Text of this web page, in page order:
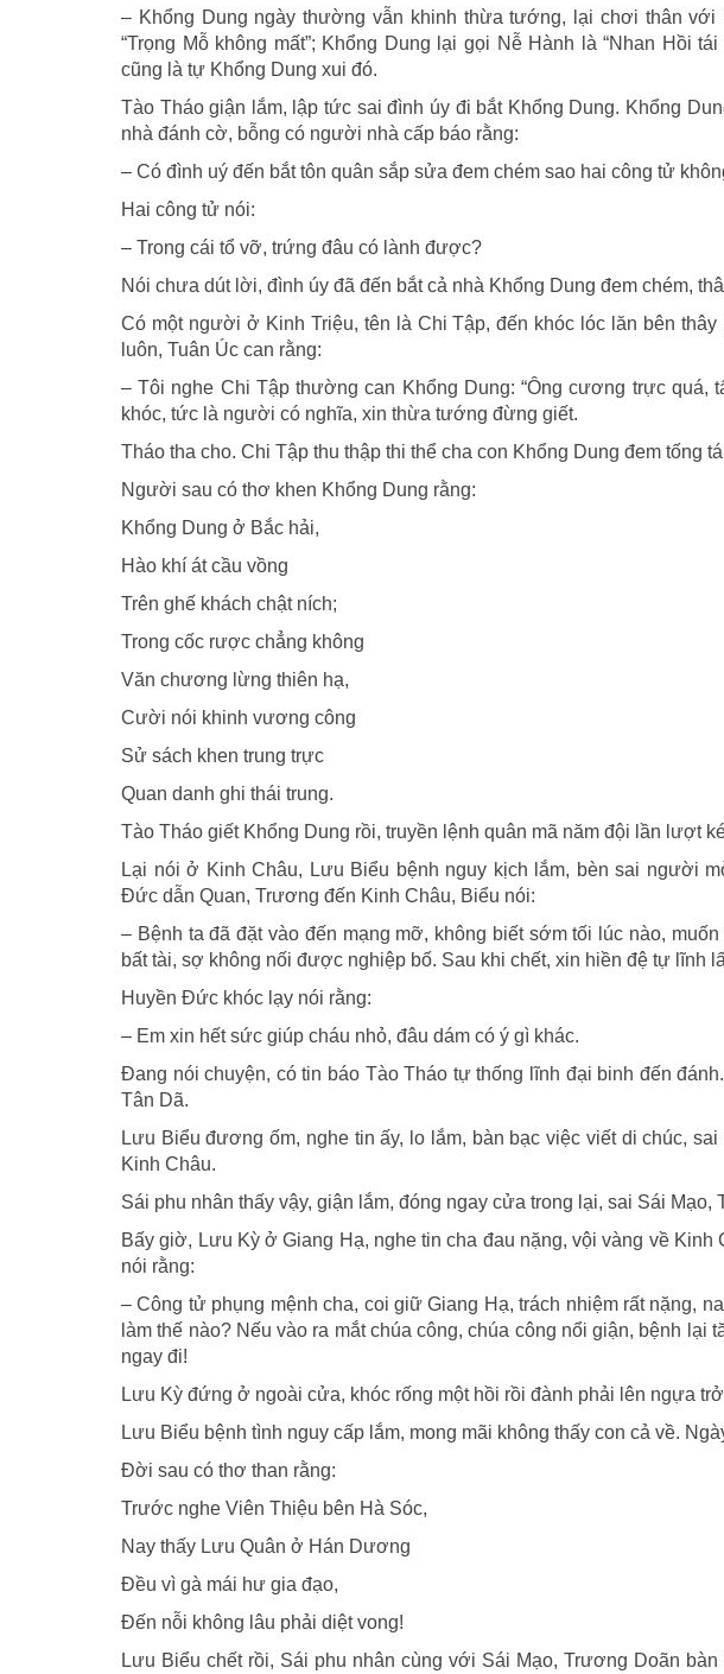
– Khổng Dung ngày thường vẫn khinh thừa tướng, lại chơi thân
“Trọng Mỗ không mất”; Khổng Dung lại gọi Nễ Hành là “Nhan Hồi
cũng là tự Khổng Dung xui đó.
Tào Tháo giận lắm, lập tức sai đình úy đi bắt Khổng Dung. Khổng
nhà đánh cờ, bỗng có người nhà cấp báo rằng:
– Có đình uý đến bắt tôn quân sắp sửa đem chém sao hai công tử
Hai công tử nói:
– Trong cái tổ vỡ, trứng đâu có lành được?
Nói chưa dút lời, đình úy đã đến bắt cả nhà Khổng Dung đem chém,
Có một người ở Kinh Triệu, tên là Chi Tập, đến khóc lóc lăn bên
luôn, Tuân Úc can rằng:
– Tôi nghe Chi Tập thường can Khổng Dung: “Ông cương trực quá,
khóc, tức là người có nghĩa, xin thừa tướng đừng giết.
Tháo tha cho. Chi Tập thu thập thi thể cha con Khổng Dung đem tống
Người sau có thơ khen Khổng Dung rằng:
Khổng Dung ở Bắc hải,
Hào khí át cầu vồng
Trên ghế khách chật ních;
Trong cốc rược chẳng không
Văn chương lừng thiên hạ,
Cười nói khinh vương công
Sử sách khen trung trực
Quan danh ghi thái trung.
Tào Tháo giết Khổng Dung rồi, truyền lệnh quân mã năm đội lần lượt
Lại nói ở Kinh Châu, Lưu Biểu bệnh nguy kịch lắm, bèn sai người
Đức dẫn Quan, Trương đến Kinh Châu, Biểu nói:
– Bệnh ta đã đặt vào đến mạng mỡ, không biết sớm tối lúc nào,
bất tài, sợ không nối được nghiệp bố. Sau khi chết, xin hiền đệ tự lĩnh
Huyền Đức khóc lạy nói rằng:
– Em xin hết sức giúp cháu nhỏ, đâu dám có ý gì khác.
Đang nói chuyện, có tin báo Tào Tháo tự thống lĩnh đại binh đến
Tân Dã.
Lưu Biểu đương ốm, nghe tin ấy, lo lắm, bàn bạc việc viết di chúc,
Kinh Châu.
Sái phu nhân thấy vậy, giận lắm, đóng ngay cửa trong lại, sai Sái
Bấy giờ, Lưu Kỳ ở Giang Hạ, nghe tin cha đau nặng, vội vàng về
nói rằng:
– Công tử phụng mệnh cha, coi giữ Giang Hạ, trách nhiệm rất nặng,
làm thế nào? Nếu vào ra mắt chúa công, chúa công nổi giận, bệnh lại
ngay đi!
Lưu Kỳ đứng ở ngoài cửa, khóc rống một hồi rồi đành phải lên ngựa
Lưu Biểu bệnh tình nguy cấp lắm, mong mãi không thấy con cả về.
Đời sau có thơ than rằng:
Trước nghe Viên Thiệu bên Hà Sóc,
Nay thấy Lưu Quân ở Hán Dương
Đều vì gà mái hư gia đạo,
Đến nỗi không lâu phải diệt vong!
Lưu Biểu chết rồi, Sái phu nhân cùng với Sái Mạo, Trương Doãn